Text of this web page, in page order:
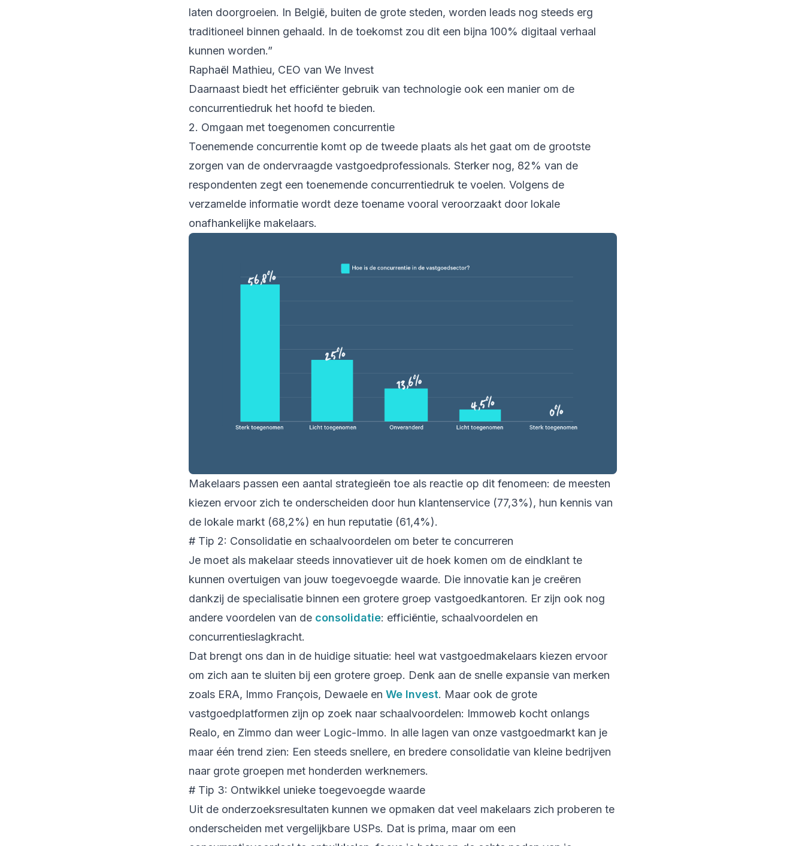
laten doorgroeien. In België, buiten de grote steden, worden leads nog steeds erg
traditioneel binnen gehaald. In de toekomst zou dit een bijna 100% digitaal verhaal
kunnen worden.”
Raphaël Mathieu, CEO van We Invest
Daarnaast biedt het efficiënter gebruik van technologie ook een manier om de
concurrentiedruk het hoofd te bieden.
2. Omgaan met toegenomen concurrentie
Toenemende concurrentie komt op de tweede plaats als het gaat om de grootste
zorgen van de ondervraagde vastgoedprofessionals. Sterker nog, 82% van de
respondenten zegt een toenemende concurrentiedruk te voelen. Volgens de
verzamelde informatie wordt deze toename vooral veroorzaakt door lokale
onafhankelijke makelaars.
Makelaars passen een aantal strategieën toe als reactie op dit fenomeen: de meesten
kiezen ervoor zich te onderscheiden door hun klantenservice (77,3%), hun kennis van
de lokale markt (68,2%) en hun reputatie (61,4%).
# Tip 2: Consolidatie en schaalvoordelen om beter te concurreren
Je moet als makelaar steeds innovatiever uit de hoek komen om de eindklant te
kunnen overtuigen van jouw toegevoegde waarde. Die innovatie kan je creëren
dankzij de specialisatie binnen een grotere groep vastgoedkantoren. Er zijn ook nog
andere voordelen van de consolidatie: efficiëntie, schaalvoordelen en
concurrentieslagkracht.
Dat brengt ons dan in de huidige situatie: heel wat vastgoedmakelaars kiezen ervoor
om zich aan te sluiten bij een grotere groep. Denk aan de snelle expansie van merken
zoals ERA, Immo François, Dewaele en We Invest. Maar ook de grote
vastgoedplatformen zijn op zoek naar schaalvoordelen: Immoweb kocht onlangs
Realo, en Zimmo dan weer Logic-Immo. In alle lagen van onze vastgoedmarkt kan je
maar één trend zien: Een steeds snellere, en bredere consolidatie van kleine bedrijven
naar grote groepen met honderden werknemers.
# Tip 3: Ontwikkel unieke toegevoegde waarde
Uit de onderzoeksresultaten kunnen we opmaken dat veel makelaars zich proberen te
onderscheiden met vergelijkbare USPs. Dat is prima, maar om een